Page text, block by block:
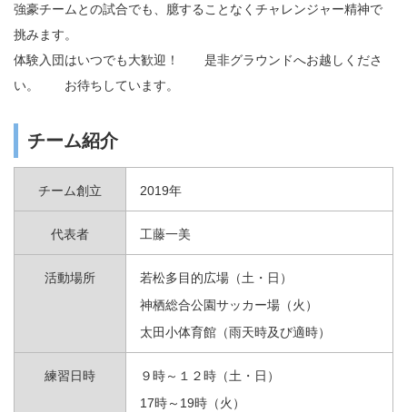
強豪チームとの試合でも、臆することなくチャレンジャー精神で
挑みます。
体験入団はいつでも大歓迎！ 是非グラウンドへお越しくださ
い。 お待ちしています。
チーム紹介
チーム創立 2019年
代表者 工藤一美
活動場所
若松多目的広場（土・日）
神栖総合公園サッカー場（火）
太田小体育館（雨天時及び適時）
練習日時
９時～１２時（土・日）
17時～19時（火）